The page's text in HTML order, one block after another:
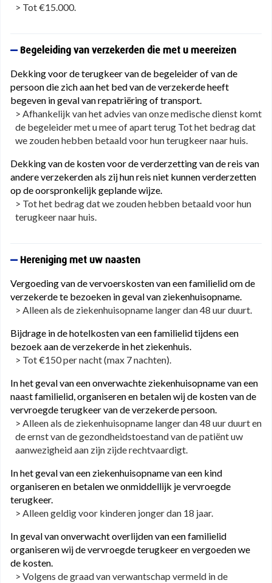
> Tot €15.000.
Begeleiding van verzekerden die met u meereizen
Dekking voor de terugkeer van de begeleider of van de
persoon die zich aan het bed van de verzekerde heeft
begeven in geval van repatriëring of transport.
> Afhankelijk van het advies van onze medische dienst komt
de begeleider met u mee of apart terug Tot het bedrag dat
we zouden hebben betaald voor hun terugkeer naar huis.
Dekking van de kosten voor de verderzetting van de reis van
andere verzekerden als zij hun reis niet kunnen verderzetten
op de oorspronkelijk geplande wijze.
> Tot het bedrag dat we zouden hebben betaald voor hun
terugkeer naar huis.
Hereniging met uw naasten
Vergoeding van de vervoerskosten van een familielid om de
verzekerde te bezoeken in geval van ziekenhuisopname.
> Alleen als de ziekenhuisopname langer dan 48 uur duurt.
Bijdrage in de hotelkosten van een familielid tijdens een
bezoek aan de verzekerde in het ziekenhuis.
> Tot €150 per nacht (max 7 nachten).
In het geval van een onverwachte ziekenhuisopname van een
naast familielid, organiseren en betalen wij de kosten van de
vervroegde terugkeer van de verzekerde persoon.
> Alleen als de ziekenhuisopname langer dan 48 uur duurt en
de ernst van de gezondheidstoestand van de patiënt uw
aanwezigheid aan zijn zijde rechtvaardigt.
In het geval van een ziekenhuisopname van een kind
organiseren en betalen we onmiddellijk je vervroegde
terugkeer.
> Alleen geldig voor kinderen jonger dan 18 jaar.
In geval van onverwacht overlijden van een familielid
organiseren wij de vervroegde terugkeer en vergoeden we
de kosten.
> Volgens de graad van verwantschap vermeld in de